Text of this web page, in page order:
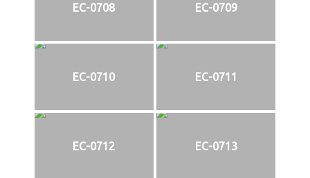
EC-0708 EC-0709
EC-0710 EC-0711
EC-0712 EC-0713